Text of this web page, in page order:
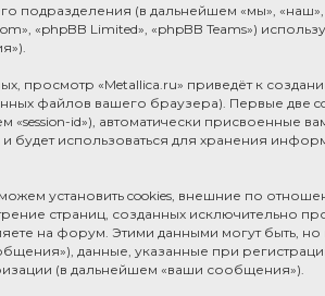
подразделения (в дальнейшем «мы»,
«phpBB Limited», «phpBB Teams»)
просмотр «Metallica.ru» приведёт к
файлов вашего браузера). Первые две
«session-id»), автоматически присвоенные
будет использоваться для хранения
установить cookies, внешние по
страниц, созданных
на форум. Этими данными могут быть,
данные, указанные при
(в дальнейшем «ваши сообщения»).